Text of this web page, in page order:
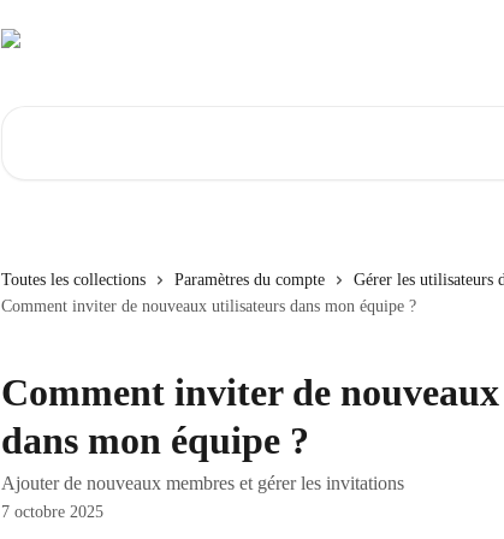
Toutes les collections Paramètres du compte
Gérer les utilisateurs
Comment inviter de nouveaux utilisateurs dans mon équipe ?
Comment inviter de
dans mon équipe ?
Ajouter de nouveaux membres et gérer les invitations
7 octobre 2025